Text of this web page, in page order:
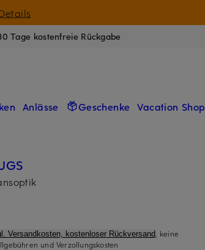
Tage kostenfreie Rückgabe
Anlässe Geschenke Vacation Shop
Versandkosten, kostenloser Rückversand, keine
und Verzollungskosten